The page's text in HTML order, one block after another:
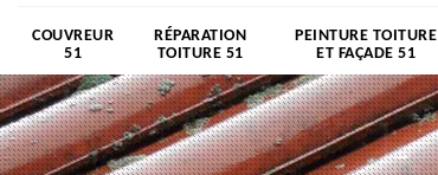
COUVREUR
51
RÉPARATION
TOITURE 51
PEINTURE TOITURE
ET FAÇADE 51